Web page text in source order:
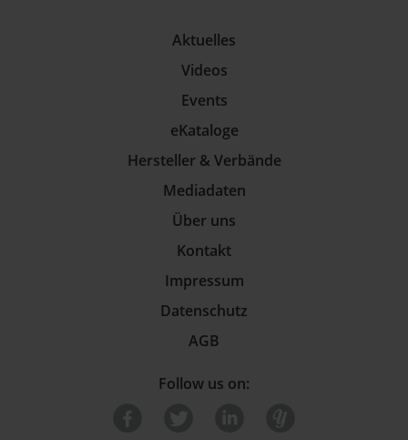
Aktuelles
Videos
Events
eKataloge
Hersteller & Verbände
Mediadaten
Über uns
Kontakt
Impressum
Datenschutz
AGB
Follow us on: